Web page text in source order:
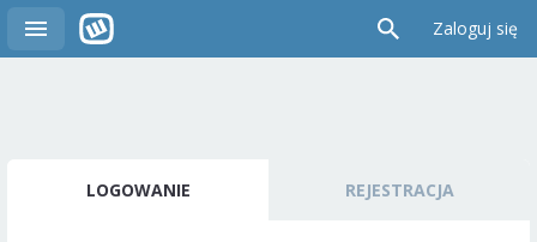
Zaloguj się
LOGOWANIE REJESTRACJA